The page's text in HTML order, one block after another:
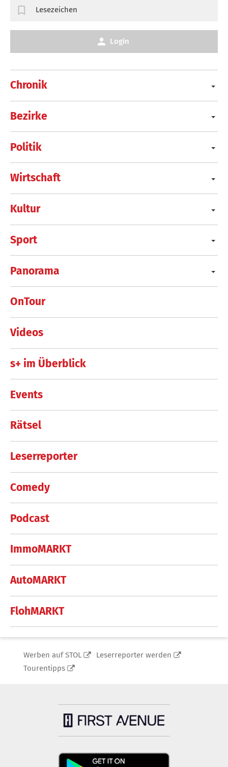
Chronik
Bezirke
Politik
Wirtschaft
Kultur
Sport
Panorama
OnTour
Videos
s+ im Überblick
Events
Rätsel
Leserreporter
Comedy
Podcast
ImmoMARKT
AutoMARKT
FlohMARKT
Lesezeichen
Login
Werben auf STOL
Leserreporter werden
Tourentipps